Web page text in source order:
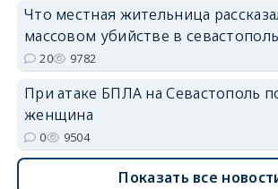
Что местная жительница
массовом убийстве в
20 9782
При атаке БПЛА на Севастополь
женщина
0 9504
Показать все